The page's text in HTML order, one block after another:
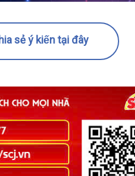
sẻ ý kiến tại đây